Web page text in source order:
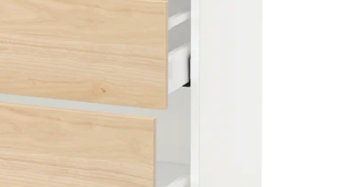
Image zoomed out, normal view